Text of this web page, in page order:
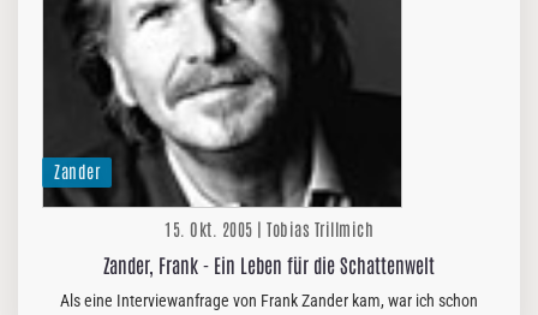
Zander
15. Okt. 2005 | Tobias Trillmich
Zander, Frank - Ein Leben für die Schattenwelt
Als eine Interviewanfrage von Frank Zander kam, war ich schon